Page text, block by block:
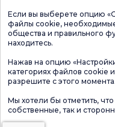
Если вы выберете опцию
файлы cookie,
общества и правильного
находитесь.
Нажав на опцию
категориях файлов cookie
разрешите с этого момента.
Мы хотели бы отметить,
собственные, так и